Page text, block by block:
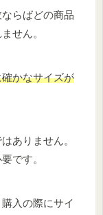
らばどの商品
せん。
かなサイズが
ありません。
です。
入の際にサイ